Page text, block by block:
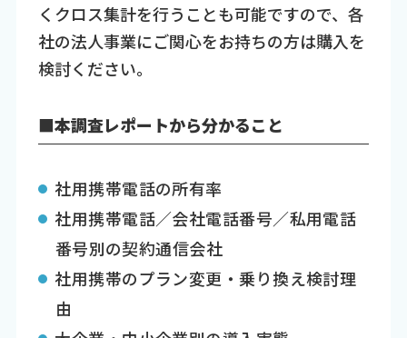
くクロス集計を行うことも可能ですので、各
社の法人事業にご関心をお持ちの方は購入を
検討ください。
■本調査レポートから分かること
社用携帯電話の所有率
社用携帯電話／会社電話番号／私用電話
番号別の契約通信会社
社用携帯のプラン変更・乗り換え検討理
由